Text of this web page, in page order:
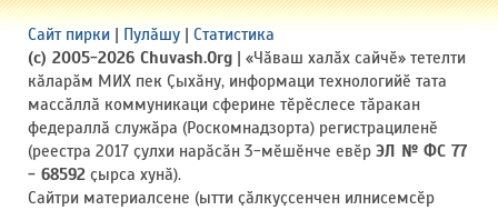
Сайт пирки Пулӑшу
Статистика
(c) 2005-2026 Chuvash.Org | «Чӑваш халӑх сайчӗ» тетелти
кӑларӑм МИХ пек Ҫыхӑну, информаци технологийӗ тата
массӑллӑ коммуникаци сферине тӗрӗслесе тӑракан
федераллӑ служӑра (Роскомнадзорта) регистрациленӗ
(реестра 2017 ҫулхи нарӑсӑн 3-мӗшӗнче евӗр ЭЛ № ФС 77
- 68592 ҫырса хунӑ).
Сайтри материалсене (ытти ҫӑлкуҫсенчен илнисемсӗр